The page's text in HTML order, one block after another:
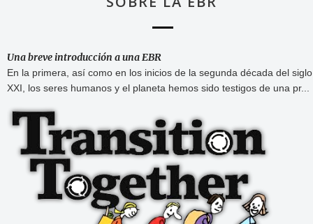
Una breve introducción a una EBR
En la primera, así como en los inicios de la segunda década del siglo
XXI, los seres humanos y el planeta hemos sido testigos de una pr...